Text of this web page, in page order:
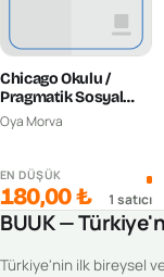
Chicago Okulu /
Pragmatik Sosyal
Teoride İletişimin
Keşfi
Oya Morva
EN DÜŞÜK
180,00 ₺ 1 satıcı
BUUK —
Türkiye'nin ilk bireysel